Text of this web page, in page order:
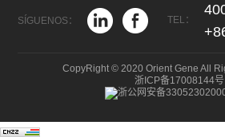
SÍGUENOS： TEL：
CopyRight © 2020 Orient Gene All
浙ICP备17008144号
浙公网安备